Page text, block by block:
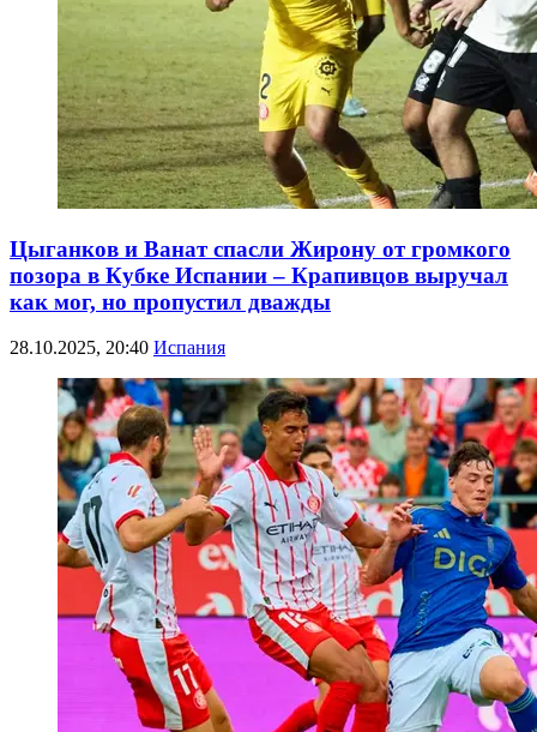
Цыганков и Ванат спасли Жирону от громкого
позора в Кубке Испании – Крапивцов выручал
как мог, но пропустил дважды
28.10.2025, 20:40 Испания